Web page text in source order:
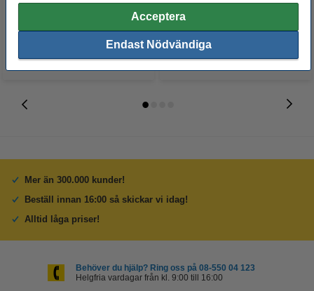
Acceptera
Endast Nödvändiga
Mer än 300.000 kunder!
Beställ innan 16:00 så skickar vi idag!
Alltid låga priser!
Behöver du hjälp? Ring oss på 08-550 04 123
Helgfria vardagar från kl. 9:00 till 16:00